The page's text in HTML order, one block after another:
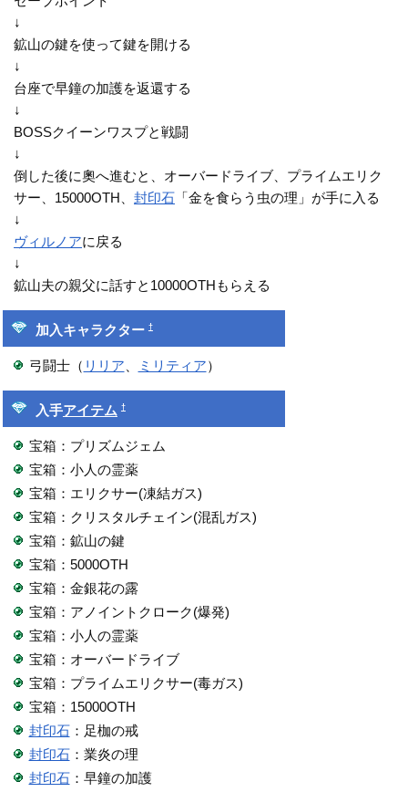
↓
鉱山の鍵を使って鍵を開ける
↓
台座で早鐘の加護を返還する
↓
BOSSクイーンワスプと戦闘
↓
倒した後に奧へ進むと、オーバードライブ、プライムエリク
サー、15000OTH、封印石 「金を食らう虫の理」が手に入る
↓
ヴィルノアに戻る
↓
鉱山夫の親父に話すと10000OTHもらえる
加入キャラクター †
弓闘士（ リリア ミリティア）
入手アイテム †
宝箱：プリズムジェム
宝箱：小人の霊薬
宝箱：エリクサー(凍結ガス)
宝箱：クリスタルチェイン(混乱ガス)
宝箱：鉱山の鍵
宝箱：5000OTH
宝箱：金銀花の露
宝箱：アノイントクローク(爆発)
宝箱：小人の霊薬
宝箱：オーバードライブ
宝箱：プライムエリクサー(毒ガス)
宝箱：15000OTH
封印石：足枷の戒
封印石：業炎の理
封印石：早鐘の加護